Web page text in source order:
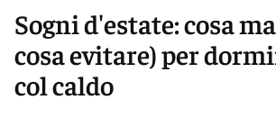
Sogni d'estate: cosa
cosa evitare) per
col caldo